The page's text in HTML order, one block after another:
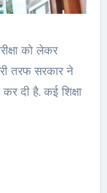
को लेकर
तरफ सरकार ने
दी है. कई शिक्षा